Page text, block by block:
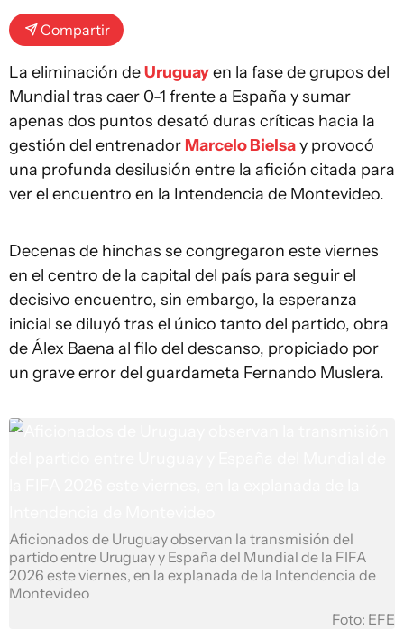
Compartir
La eliminación deUruguayen la fase de grupos del
Mundial tras caer 0-1 frente a España y sumar
apenas dos puntos desató duras críticas hacia la
gestión del entrenador Marcelo Bielsay provocó
una profunda desilusión entre la afición citada para
ver el encuentro en la Intendencia de Montevideo.
Decenas de hinchas se congregaron este viernes
en el centro de la capital del país para seguir el
decisivo encuentro, sin embargo, la esperanza
inicial se diluyó tras el único tanto del partido, obra
de Álex Baena al filo del descanso, propiciado por
un grave error del guardameta Fernando Muslera.
Aficionados de Uruguay observan la transmisión del
partido entre Uruguay y España del Mundial de la FIFA
2026 este viernes, en la explanada de la Intendencia de
Montevideo
Foto: EFE